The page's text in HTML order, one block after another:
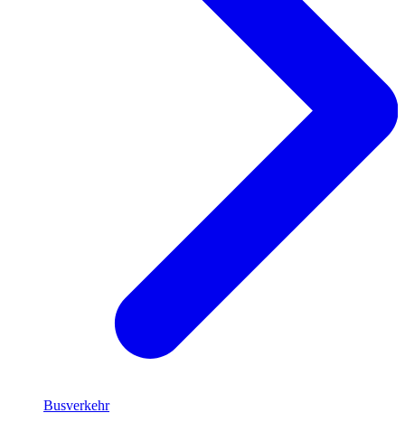
Busverkehr